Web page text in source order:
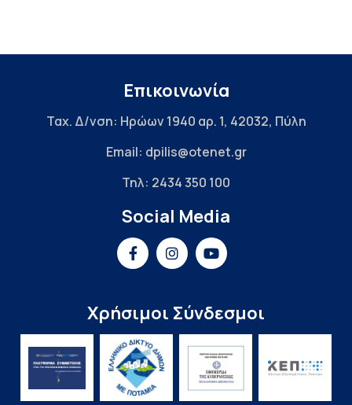
Επικοινωνία
Ταχ. Δ/νση: Ηρώων 1940 αρ. 1, 42032, Πύλη
Email: dpilis@otenet.gr
Τηλ: 2434 350 100
Social Media
Χρήσιμοι Σύνδεσμοι